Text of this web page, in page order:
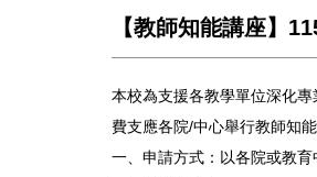
【教師知能講座】
本校為支援各教學單位深化
費支應各院/中心舉行教師知能
一、申請方式：以各院或教